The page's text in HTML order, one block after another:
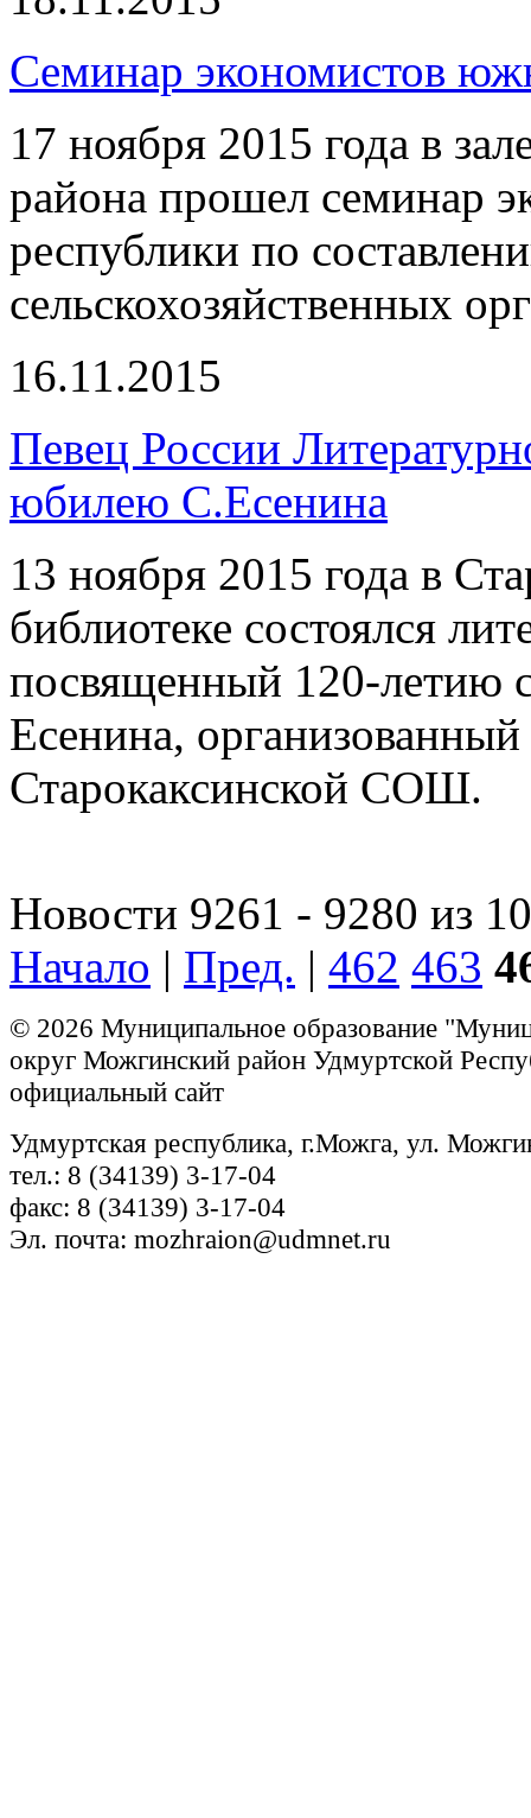
Семинар экономистов
17 ноября 2015 года в
района прошел семинар
республики по
сельскохозяйственных
16.11.2015
Певец России
юбилею С.Есенина
13 ноября 2015 года в
библиотеке состоялся
посвященный 120-летию
Есенина,
Старокаксинской СОШ.
Новости 9261 - 9280 из
Начало | Пред. | 462 463
© 2026 Муниципальное образование
округ Можгинский район Удмуртской
официальный сайт
Удмуртская республика, г.Можга, ул.
тел.: 8 (34139) 3-17-04
факс: 8 (34139) 3-17-04
Эл. почта: mozhraion@udmnet.ru